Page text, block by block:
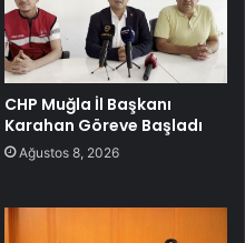
CHP Muğla İl Başkanı
Karahan Göreve Başladı
Ağustos 8, 2026